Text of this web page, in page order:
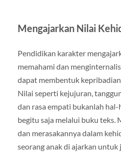
Mengajarkan Nilai
Pendidikan karakter
memahami dan
dapat membentuk
Nilai seperti kejujuran,
dan rasa empati bukanlah
begitu saja melalui buku teks.
dan merasakannya dalam
seorang anak di ajarkan